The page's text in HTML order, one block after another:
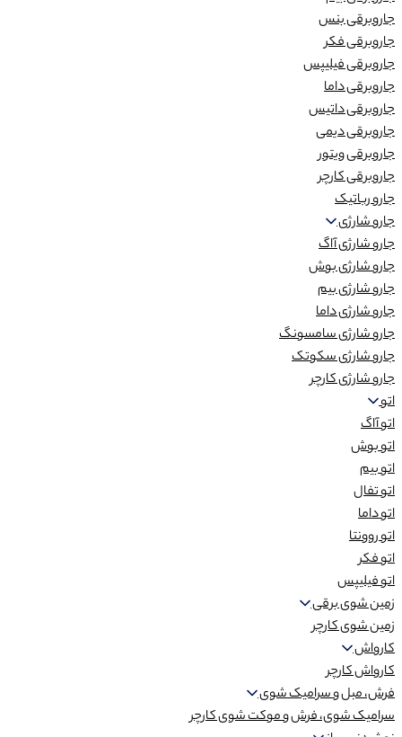
جاروبرقی بنس
جاروبرقی فکر
جاروبرقی فیلیپس
جاروبرقی داما
جاروبرقی داتیس
جاروبرقی دیمی
جاروبرقی ویتور
جاروبرقی کارچر
جارو رباتیک
جارو شارژی
جارو شارژی آاگ
جارو شارژی بوش
جارو شارژی بیم
جارو شارژی داما
جارو شارژی سامسونگ
جارو شارژی سکوتک
جارو شارژی کارچر
اتو
اتو آاگ
اتو بوش
اتو بیم
اتو تفال
اتو داما
اتو روونتا
اتو فکر
اتو فیلیپس
زمین شوی برقی
زمین شوی کارچر
کارواش
کارواش کارچر
فرش، مبل و سرامیک شوی
سرامیک شوی، فرش و موکت شوی کارچر